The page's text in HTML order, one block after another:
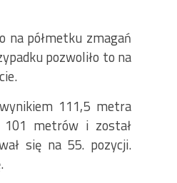
na półmetku zmagań
pozwoliło to na
111,5 metra
101 metrów i został
się na 55. pozycji.